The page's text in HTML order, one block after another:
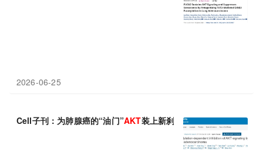
2026-06-25
Cell子刊：为肺腺癌的“油门”AKT装上新刹车！暨南大学刘同征